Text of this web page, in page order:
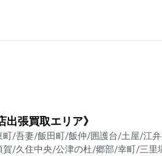
出張買取エリア》
町/吾妻/飯田町/飯仲/囲護台/土屋/江
賀/久住中央/公津の杜/郷部/幸町/三里